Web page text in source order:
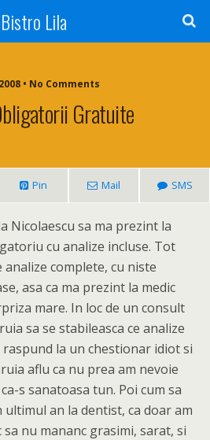
Bistro Lila
• No Comments
Gratuite
Pin Mail SMS
Nicolaescu sa ma prezint la
cu analize incluse. Tot
complete, cu niste
asa ca ma prezint la medic
mare. In loc de un consult
sa se stabileasca ce analize
la un chestionar idiot si
aflu ca nu prea am nevoie
s sanatoasa tun. Poi cum sa
ultimul an la dentist, ca doar am
nu mananc grasimi, sarat, si